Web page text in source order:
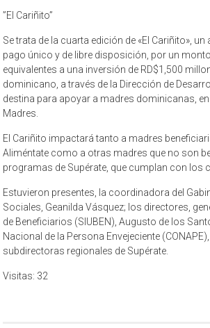
”El Cariñito”
Se trata de la cuarta edición de «El Cariñito»,
pago único y de libre disposición, por un monto
equivalentes a una inversión de RD$1,500
dominicano, a través de la Dirección de
destina para apoyar a madres dominicanas,
Madres.
El Cariñito impactará tanto a madres
Aliméntate como a otras madres que no son
programas de Supérate, que cumplan con los
Estuvieron presentes, la coordinadora del
Sociales, Geanilda Vásquez; los directores,
de Beneficiarios (SIUBEN), Augusto de los
Nacional de la Persona Envejeciente
subdirectoras regionales de Supérate.
Visitas: 32